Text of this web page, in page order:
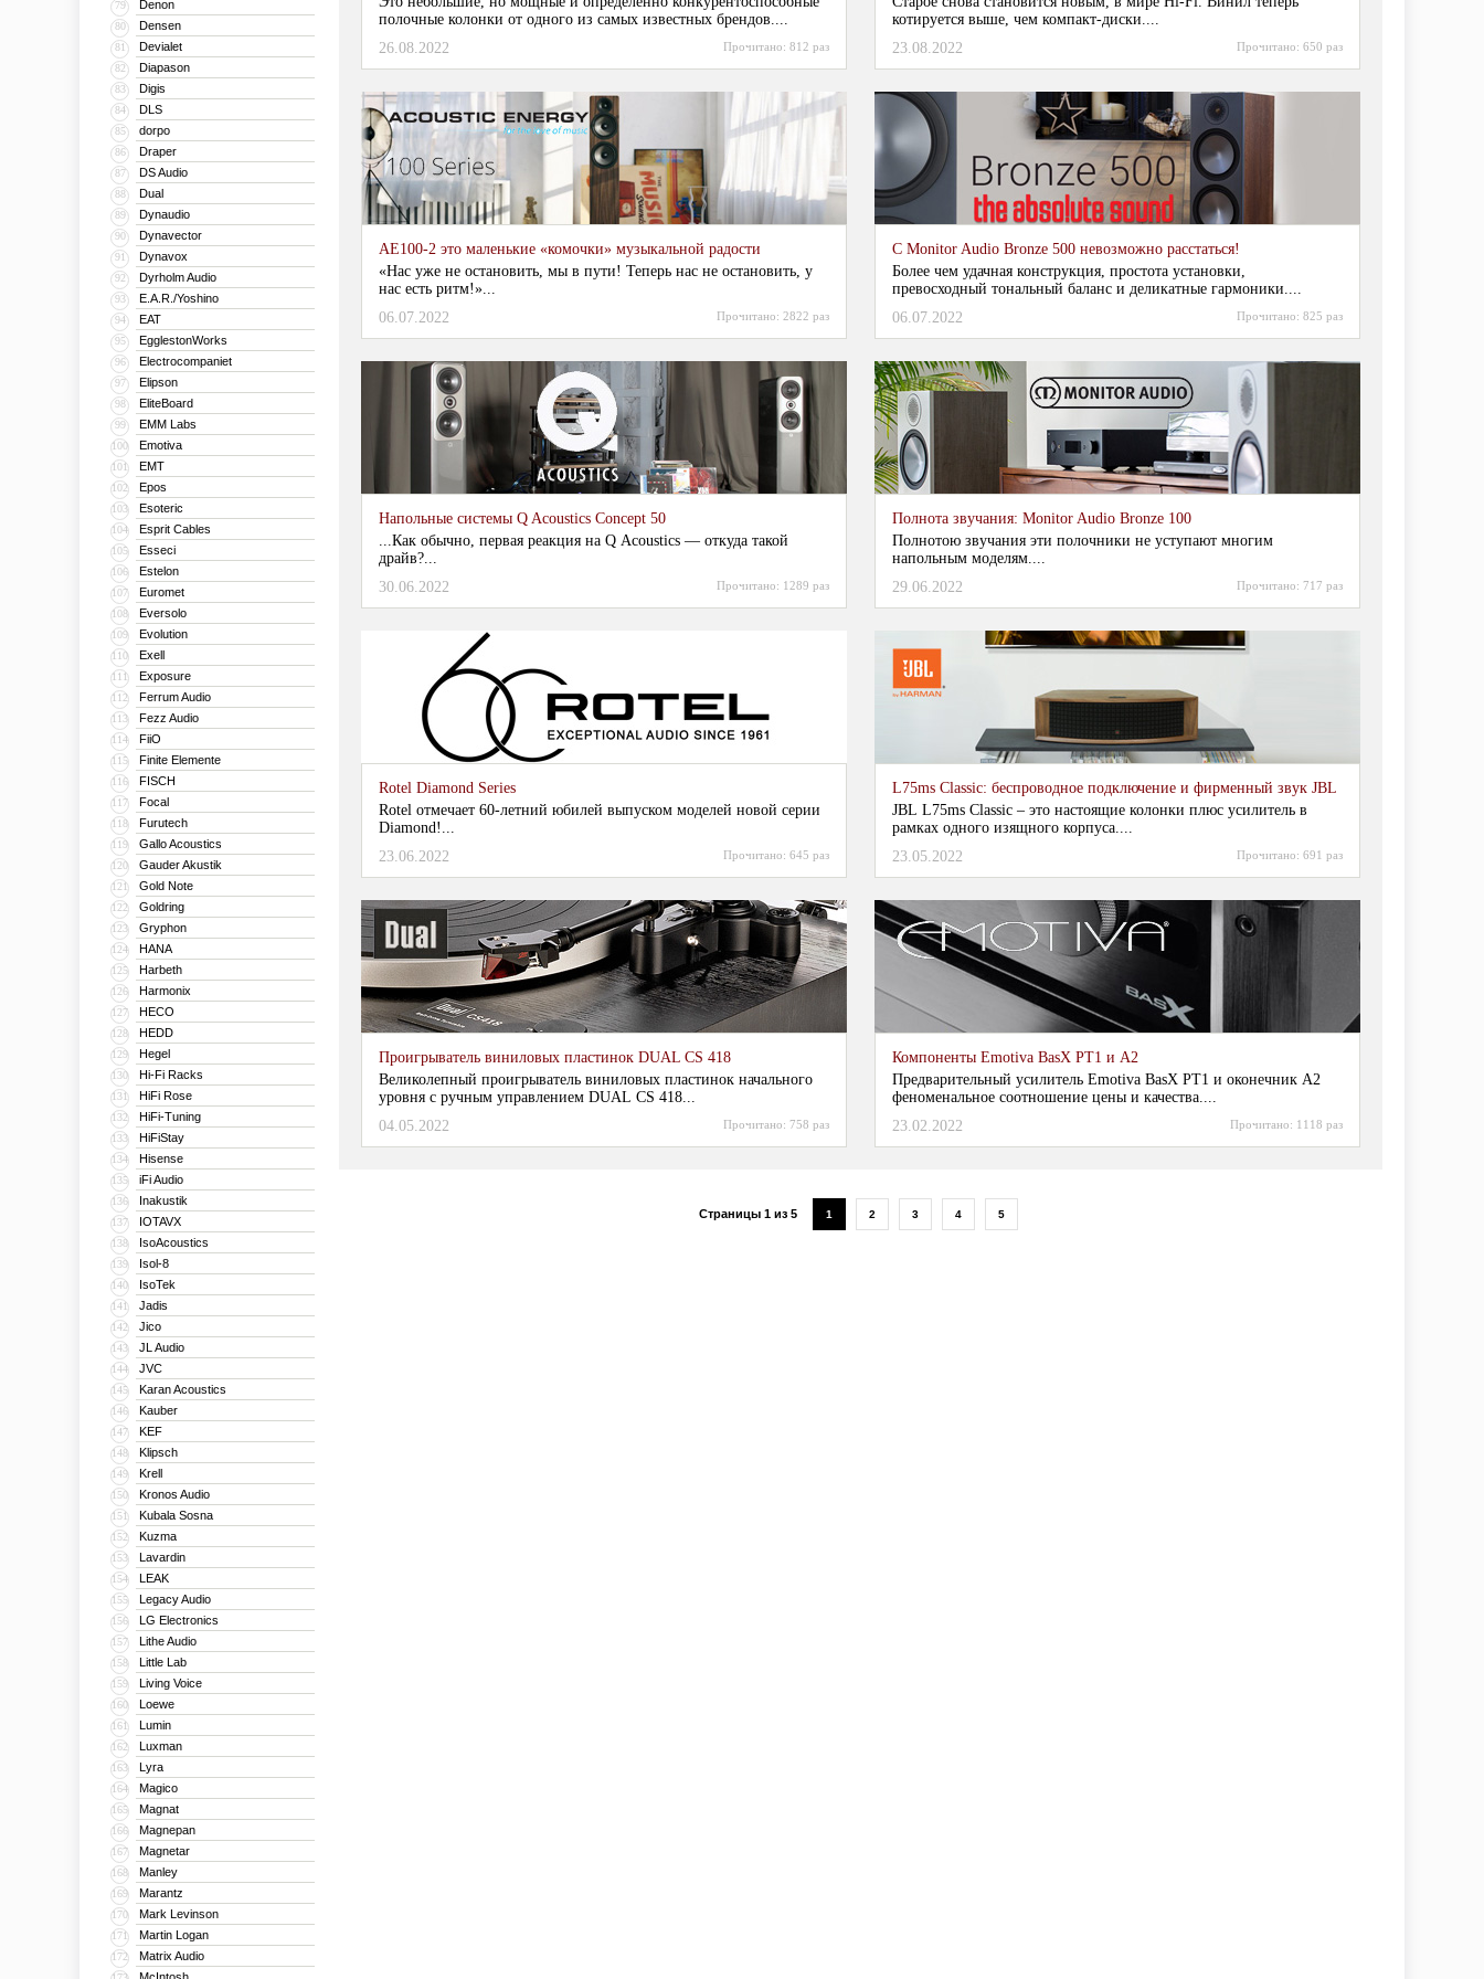
79 Denon
80 Densen
81 Devialet
82 Diapason
83 Digis
84 DLS
85 dorpo
86 Draper
87 DS Audio
88 Dual
89 Dynaudio
90 Dynavector
91 Dynavox
92 Dyrholm Audio
93 E.A.R./Yoshino
94 EAT
95 EgglestonWorks
96 Electrocompaniet
97 Elipson
98 EliteBoard
99 EMM Labs
100 Emotiva
101 EMT
102 Epos
103 Esoteric
104 Esprit Cables
105 Esseci
106 Estelon
107 Euromet
108 Eversolo
109 Evolution
110 Exell
111 Exposure
112 Ferrum Audio
113 Fezz Audio
114 FiiO
115 Finite Elemente
116 FISCH
117 Focal
118 Furutech
119 Gallo Acoustics
120 Gauder Akustik
121 Gold Note
122 Goldring
123 Gryphon
124 HANA
125 Harbeth
126 Harmonix
127 HECO
128 HEDD
129 Hegel
130 Hi-Fi Racks
131 HiFi Rose
132 HiFi-Tuning
133 HiFiStay
134 Hisense
135 iFi Audio
136 Inakustik
137 IOTAVX
138 IsoAcoustics
139 Isol-8
140 IsoTek
141 Jadis
142 Jico
143 JL Audio
144 JVC
145 Karan Acoustics
146 Kauber
147 KEF
148 Klipsch
149 Krell
150 Kronos Audio
151 Kubala Sosna
152 Kuzma
153 Lavardin
154 LEAK
155 Legacy Audio
156 LG Electronics
157 Lithe Audio
158 Little Lab
159 Living Voice
160 Loewe
161 Lumin
162 Luxman
163 Lyra
164 Magico
165 Magnat
166 Magnepan
167 Magnetar
168 Manley
169 Marantz
170 Mark Levinson
171 Martin Logan
172 Matrix Audio
полочные колонки от одного из самых известных брендов....
26.08.2022
Прочитано: 812 раз
котируется выше, чем компакт-диски....
23.08.2022
Прочитано: 650 раз
AE100-2 это маленькие «комочки» музыкальной радости
«Нас уже не остановить, мы в пути! Теперь нас не остановить, у
нас есть ритм!»...
06.07.2022
Прочитано: 2822 раз
С Monitor Audio Bronze 500 невозможно расстаться!
Более чем удачная конструкция, простота установки,
превосходный тональный баланс и деликатные гармоники....
06.07.2022
Прочитано: 825 раз
Напольные системы Q Acoustics Concept 50
...Как обычно, первая реакция на Q Acoustics — откуда такой
драйв?...
30.06.2022
Прочитано: 1289 раз
Полнота звучания: Monitor Audio Bronze 100
Полнотою звучания эти полочники не уступают многим
напольным моделям....
29.06.2022
Прочитано: 717 раз
Rotel Diamond Series
Rotel отмечает 60-летний юбилей выпуском моделей новой серии
Diamond!...
23.06.2022
Прочитано: 645 раз
L75ms Classic: беспроводное подключение и фирменный звук JBL
JBL L75ms Classic – это настоящие колонки плюс усилитель в
рамках одного изящного корпуса....
23.05.2022
Прочитано: 691 раз
Проигрыватель виниловых пластинок DUAL CS 418
Великолепный проигрыватель виниловых пластинок начального
уровня с ручным управлением DUAL CS 418...
04.05.2022
Прочитано: 758 раз
Компоненты Emotiva BasX PT1 и A2
Предварительный усилитель Emotiva BasX PT1 и оконечник A2
феноменальное соотношение цены и качества....
23.02.2022
Прочитано: 1118 раз
Страницы 1 из 5 1 2 3 4 5